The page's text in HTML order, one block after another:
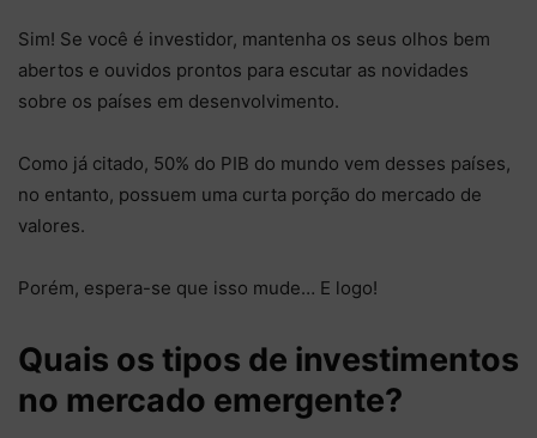
Sim! Se você é investidor, mantenha os seus olhos bem
abertos e ouvidos prontos para escutar as novidades
sobre os países em desenvolvimento.
Como já citado, 50% do PIB do mundo vem desses países,
no entanto, possuem uma curta porção do mercado de
valores.
Porém, espera-se que isso mude… E logo!
Quais os tipos de investimentos
no mercado emergente?